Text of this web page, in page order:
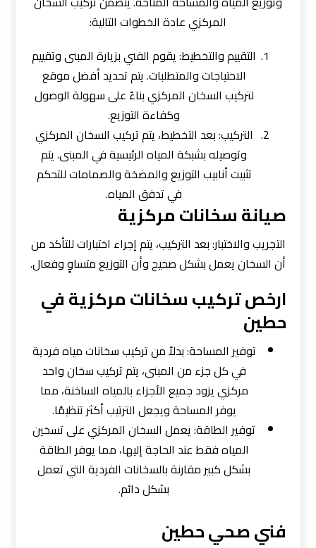
المركزي عادة الخطوات التالية:
التقييم والتخطيط: يقوم الفني بزيارة المبنى وتقييم
الاحتياجات والمتطلبات. يتم تحديد أفضل موقع
لتركيب السخان المركزي بناءً على سهولة الوصول
وكفاءة التوزيع.
التركيب: بعد التخطيط، يتم تركيب السخان المركزي
وتوصيله بشبكة المياه الرئيسية في المبنى. يتم
تثبيت أنابيب التوزيع والمضخة والصمامات للتحكم
في تدفق المياه.
صيانة سخانات مركزية
التجريب والاختبار: بعد التركيب، يتم إجراء اختبارات للتأكد من
أن السخان يعمل بشكل صحيح وأن التوزيع متساوٍ وفعال.
ارخص تركيب سخانات مركزية في
حطين
توفير المساحة: بدلاً من تركيب سخانات مياه فردية
في كل جزء من المبنى، يتم تركيب سخان واحد
مركزي يزود جميع الأجزاء بالمياه الساخنة، مما
يوفر المساحة ويجعل الترتيب أكثر تنظيمًا.
توفير الطاقة: يعمل السخان المركزي على تسخين
المياه فقط عند الحاجة إليها، مما يوفر الطاقة
بشكل كبير مقارنة بالسخانات الفردية التي تعمل
بشكل دائم.
فني صحي حطين